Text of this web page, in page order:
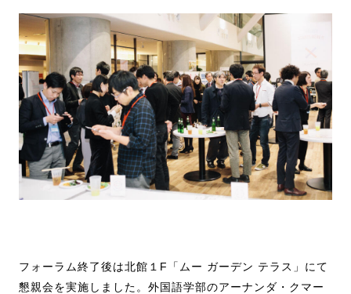
フォーラム終了後は北館１F「ムー ガーデン テラス」にて
懇親会を実施しました。外国語学部のアーナンダ・クマー